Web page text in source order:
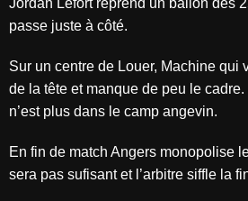
Jordan Lefort reprend un ballon des
passe juste à côté.
Sur un centre de Louer, Machine qui
de la tête et manque de peu le
n’est plus dans le camp angevin.
En fin de match Angers monopolise
sera pas sufisant et l’arbitre siffle la